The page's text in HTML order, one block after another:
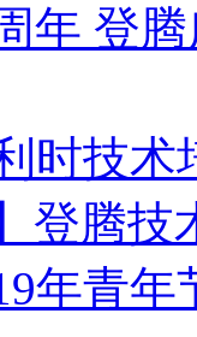
年 登
时技
登腾
年青